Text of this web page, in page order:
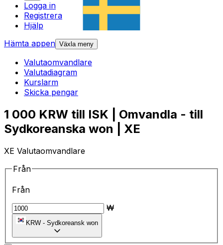
Logga in
Registrera
Hjälp
Hämta appen Växla meny
Valutaomvandlare
Valutadiagram
Kurslarm
Skicka pengar
1 000 KRW till ISK | Omvandla - till
Sydkoreanska won | XE
XE Valutaomvandlare
Från
Från
₩
KRW - Sydkoreansk won